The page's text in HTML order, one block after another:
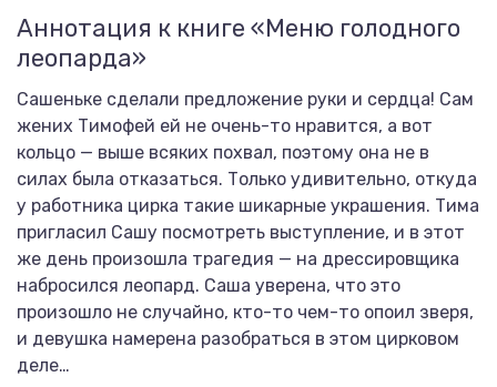
Аннотация к книге «Меню голодного
леопарда»
Сашеньке сделали предложение руки и сердца! Сам
жених Тимофей ей не очень-то нравится, а вот
кольцо — выше всяких похвал, поэтому она не в
силах была отказаться. Только удивительно, откуда
у работника цирка такие шикарные украшения. Тима
пригласил Сашу посмотреть выступление, и в этот
же день произошла трагедия — на дрессировщика
набросился леопард. Саша уверена, что это
произошло не случайно, кто-то чем-то опоил зверя,
и девушка намерена разобраться в этом цирковом
деле…